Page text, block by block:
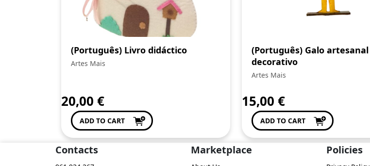
(Português) Livro didáctico
Artes Mais
20,00 €
ADD TO CART
(Português) Galo artesanal
decorativo
Artes Mais
15,00 €
ADD TO CART
Contacts Marketplace Policies